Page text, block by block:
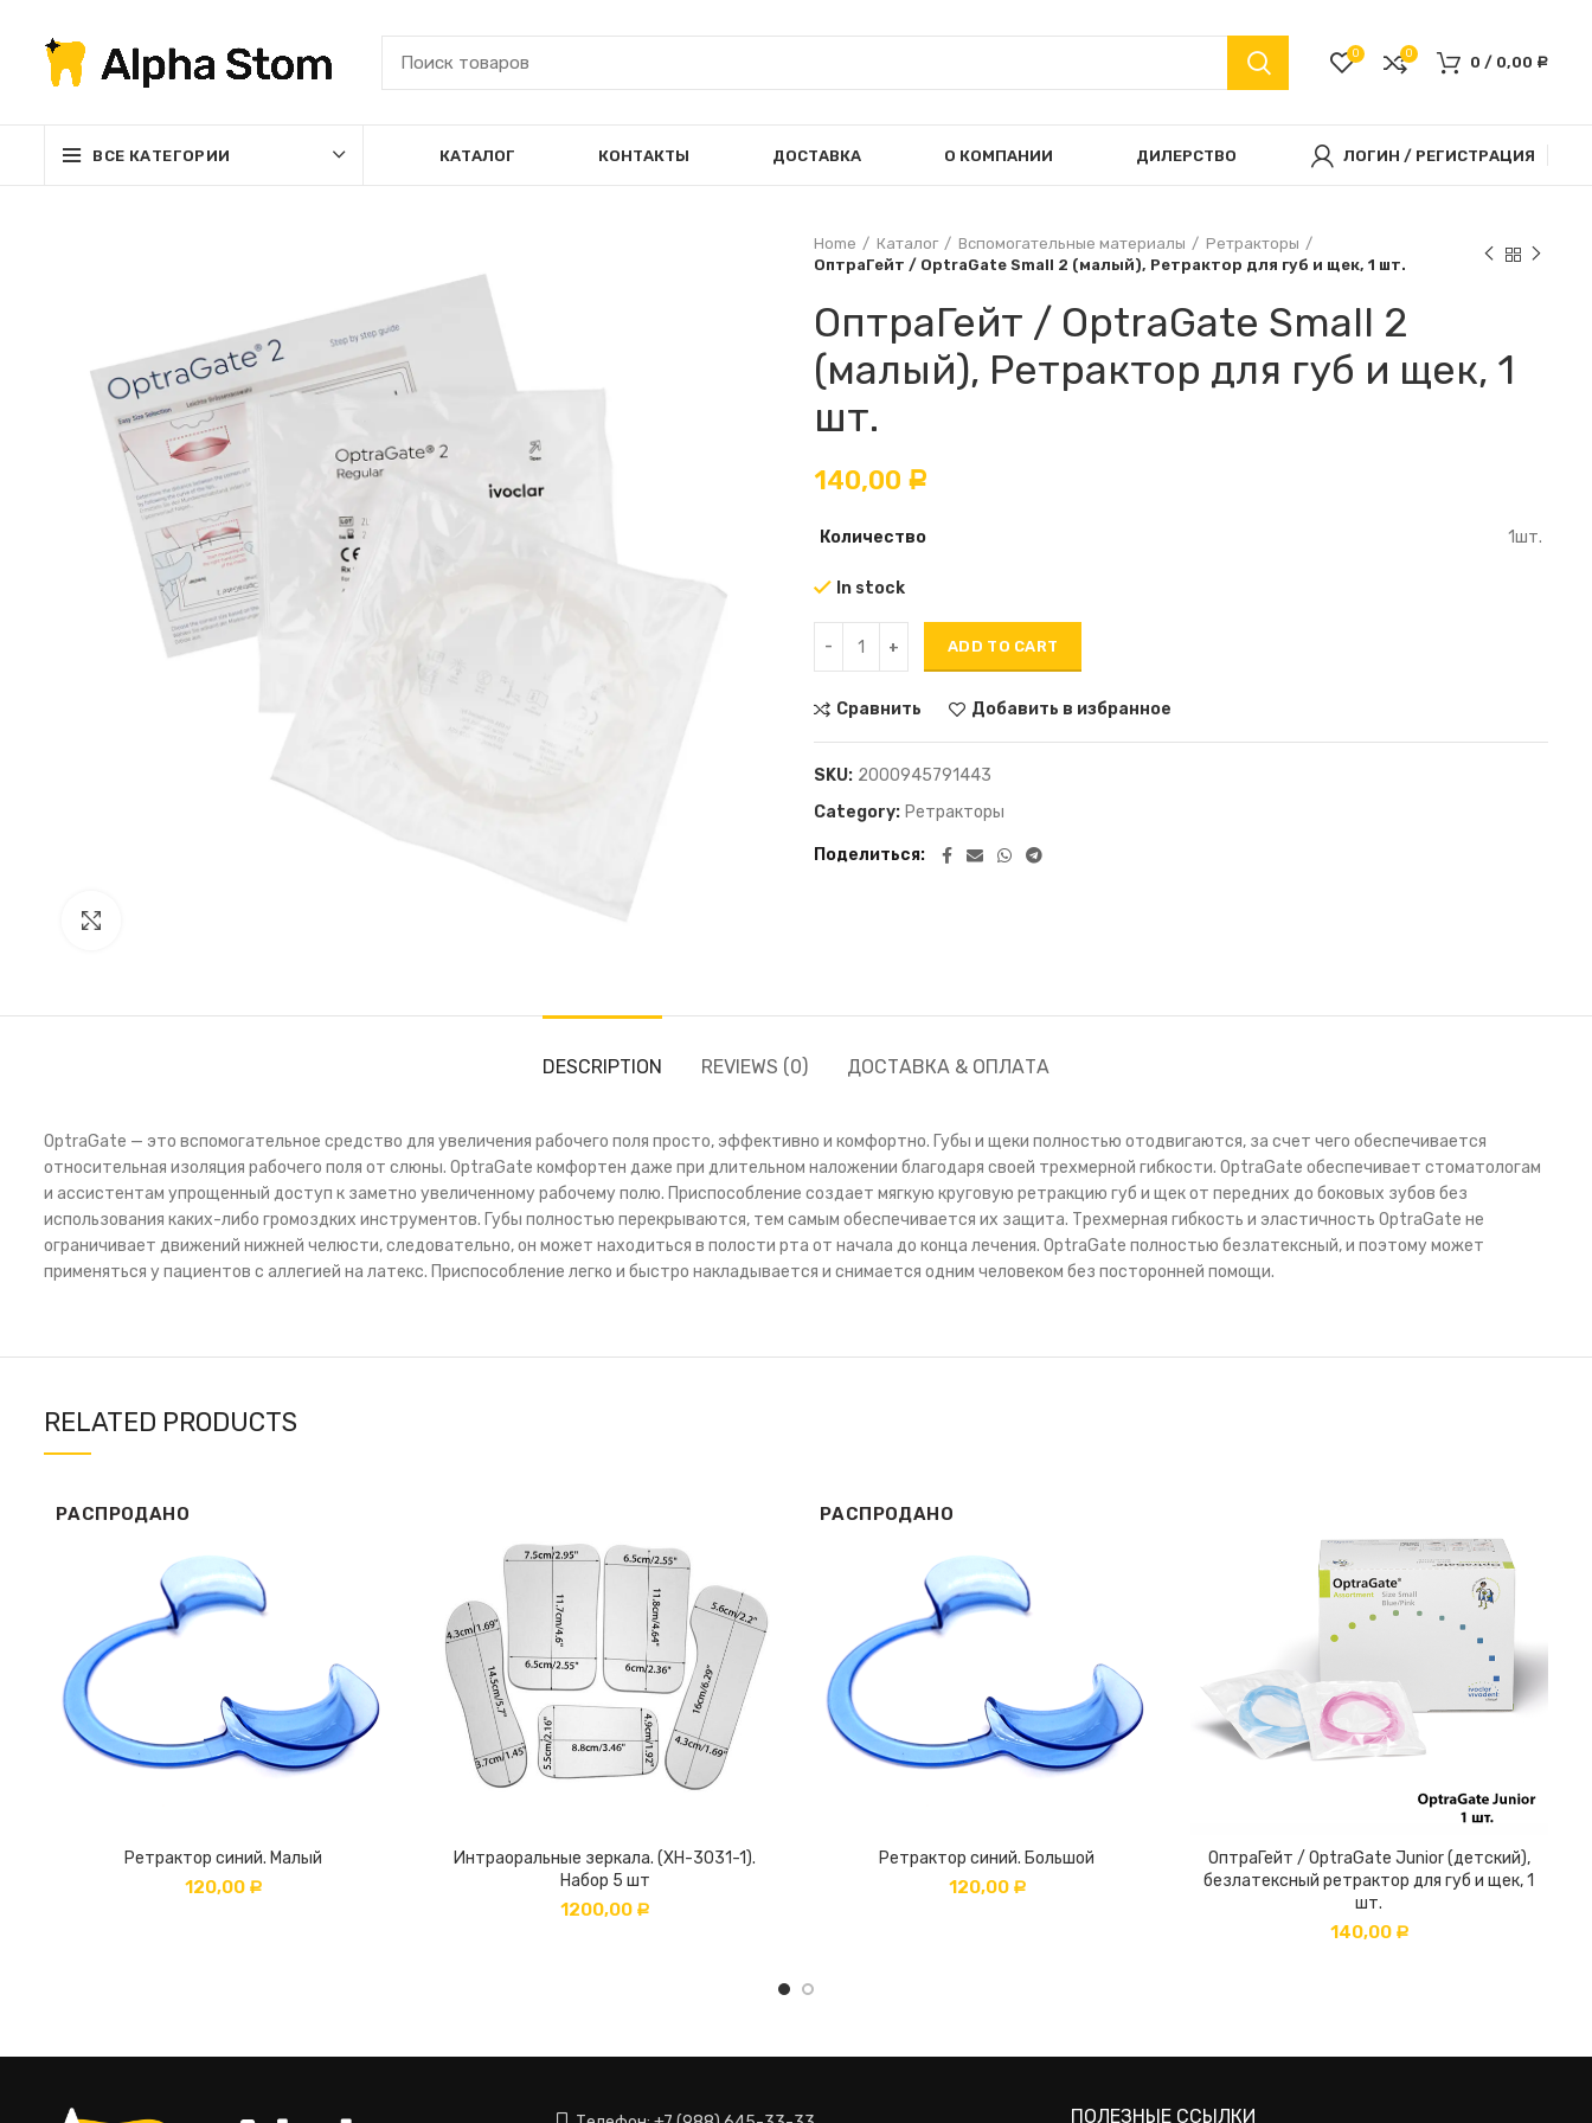
0 0
0 / 0,00 Р
ВСЕ КАТЕГОРИИ КАТАЛОГ КОНТАКТЫ ДОСТАВКА О КОМПАНИИ ДИЛЕРСТВО ЛОГИН / РЕГИСТРАЦИЯ
Home Каталог Вспомогательные материалы
Ретракторы
ОптраГейт / OptraGate Small 2 (малый), Ретрактор для губ и щек, 1 шт.
ОптраГейт / OptraGate Small 2
(малый), Ретрактор для губ и щек, 1
шт.
140,00 Р
Количество 1шт.
In stock
ADD TO CART
Сравнить Добавить в избранное
SKU: 2000945791443
Category: Ретракторы
Поделиться
DESCRIPTION REVIEWS (0) ДОСТАВКА & ОПЛАТА
OptraGate — это вспомогательное средство для увеличения рабочего поля просто, эффективно и комфортно. Губы и щеки полностью отодвигаются, за счет чего обеспечивается
относительная изоляция рабочего поля от слюны. OptraGate комфортен даже при длительном наложении благодаря своей трехмерной гибкости. OptraGate обеспечивает стоматологам
и ассистентам упрощенный доступ к заметно увеличенному рабочему полю. Приспособление создает мягкую круговую ретракцию губ и щек от передних до боковых зубов без
использования каких-либо громоздких инструментов. Губы полностью перекрываются, тем самым обеспечивается их защита. Трехмерная гибкость и эластичность OptraGate не
ограничивает движений нижней челюсти, следовательно, он может находиться в полости рта от начала до конца лечения. OptraGate полностью безлатексный, и поэтому может
применяться у пациентов с аллегией на латекс. Приспособление легко и быстро накладывается и снимается одним человеком без посторонней помощи.
RELATED PRODUCTS
РАСПРОДАНО
Ретрактор синий. Малый
120,00 Р
Интраоральные зеркала. (XH-3031-1).
Набор 5 шт
1200,00 Р
РАСПРОДАНО
Ретрактор синий. Большой
120,00 Р
ОптраГейт / OptraGate Junior (детский),
безлатексный ретрактор для губ и щек, 1
шт.
140,00 Р
ПОЛЕЗНЫЕ ССЫЛКИ